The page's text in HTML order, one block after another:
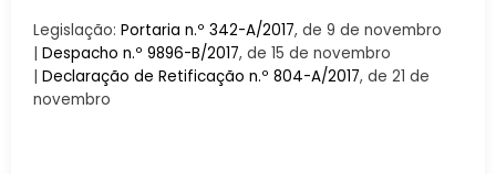
Legislação: Portaria n.º 342-A/2017, de 9 de novembro
Despacho n.º 9896-B/2017, de 15 de novembro
Declaração de Retificação n.º 804-A/2017, de 21 de
novembro